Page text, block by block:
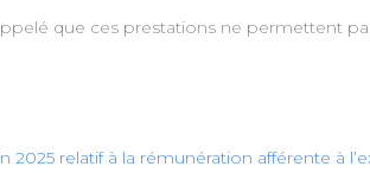
que ces prestations ne permettent
2025 relatif à la rémunération afférente à